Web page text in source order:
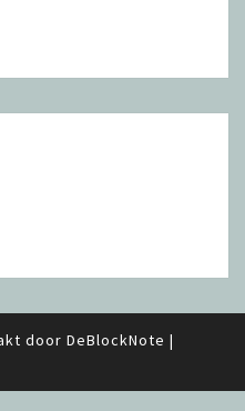
door DeBlockNote |